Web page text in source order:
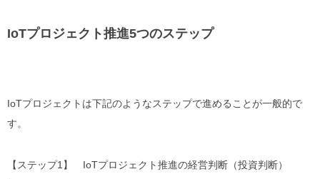
IoTプロジェクト推進5つのステップ
IoTプロジェクトは下記のようなステップで進めることが一般的で
す。
【ステップ1 】 IoTプロジェクト推進の経営判断（投資判断）